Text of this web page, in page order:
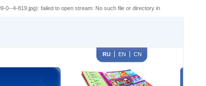
4-819.jpg): failed to open stream: No such file or directory in
RU EN CN